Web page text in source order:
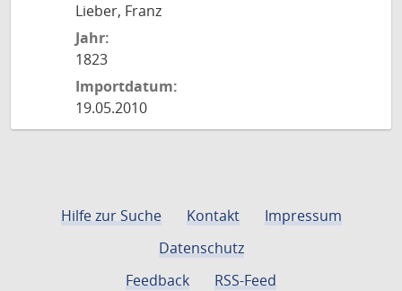
Lieber, Franz
Jahr:
1823
Importdatum:
19.05.2010
Hilfe zur Suche Kontakt
Impressum
Datenschutz
Feedback
RSS-Feed